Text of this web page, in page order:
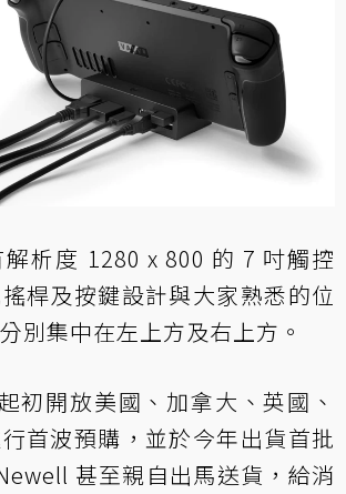
析度 1280 x 800 的 7 吋觸控
桿及按鍵設計與大家熟悉的位
別集中在左上方及右上方。
初開放美國、加拿大、英國、
首波預購，並於今年出貨首批
甚至親自出馬送貨，給消